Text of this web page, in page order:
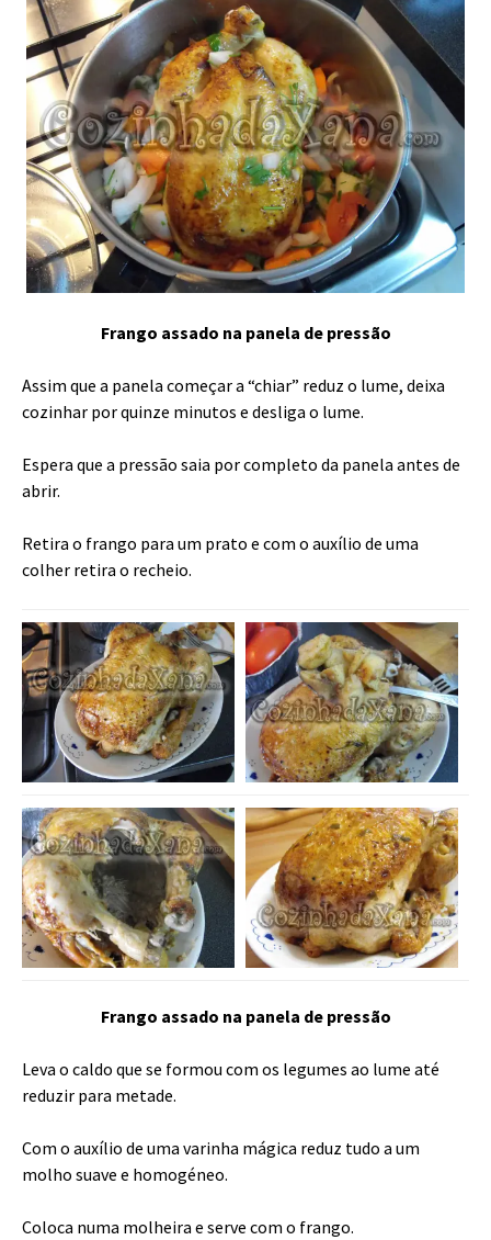
Frango assado na panela de pressão
Assim que a panela começar a “chiar” reduz o lume, deixa
cozinhar por quinze minutos e desliga o lume.
Espera que a pressão saia por completo da panela antes de
abrir.
Retira o frango para um prato e com o auxílio de uma
colher retira o recheio.
Frango assado na panela de pressão
Leva o caldo que se formou com os legumes ao lume até
reduzir para metade.
Com o auxílio de uma varinha mágica reduz tudo a um
molho suave e homogéneo.
Coloca numa molheira e serve com o frango.